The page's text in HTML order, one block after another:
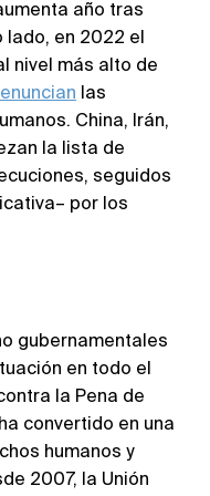
año tras
lado, en 2022 el
nivel más alto de
las
China, Irán,
la lista de
seguidos
por los
gubernamentales
en todo el
la Pena de
convertido en una
humanos y
2007, la Unión